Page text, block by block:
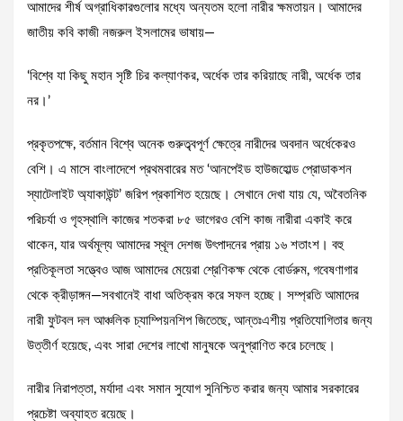
আমাদের শীর্ষ অগ্রাধিকারগুলোর মধ্যে অন্যতম হলো নারীর ক্ষমতায়ন। আমাদের
জাতীয় কবি কাজী নজরুল ইসলামের ভাষায়—
‘বিশ্বে যা কিছু মহান সৃষ্টি চির কল্যাণকর, অর্ধেক তার করিয়াছে নারী, অর্ধেক তার
নর।’
প্রকৃতপক্ষে, বর্তমান বিশ্বে অনেক গুরুত্ব্বপূর্ণ ক্ষেত্রে নারীদের অবদান অর্ধেকেরও
বেশি। এ মাসে বাংলাদেশে প্রথমবারের মত ‘আনপেইড হাউজহোল্ড প্রোডাকশন
স্যাটেলাইট অ্যাকাউন্ট’ জরিপ প্রকাশিত হয়েছে। সেখানে দেখা যায় যে, অবৈতনিক
পরিচর্যা ও গৃহস্থালি কাজের শতকরা ৮৫ ভাগেরও বেশি কাজ নারীরা একাই করে
থাকেন, যার অর্থমূল্য আমাদের স্থূল দেশজ উৎপাদনের প্রায় ১৬ শতাংশ। বহু
প্রতিকূলতা সত্ত্বেও আজ আমাদের মেয়েরা শ্রেণিকক্ষ থেকে বোর্ডরুম, গবেষণাগার
থেকে ক্রীড়াঙ্গন—সবখানেই বাধা অতিক্রম করে সফল হচ্ছে। সম্প্রতি আমাদের
নারী ফুটবল দল আঞ্চলিক চ্যাম্পিয়নশিপ জিতেছে, আন্তঃএশীয় প্রতিযোগিতার জন্য
উত্তীর্ণ হয়েছে, এবং সারা দেশের লাখো মানুষকে অনুপ্রাণিত করে চলেছে।
নারীর নিরাপত্তা, মর্যাদা এবং সমান সুযোগ সুনিশ্চিত করার জন্য আমার সরকারের
প্রচেষ্টা অব্যাহত রয়েছে।